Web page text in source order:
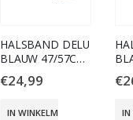
HALSBAND DELU
BLAUW 47/57CM
30MM
€24,99
IN WINKELMAND
€
IN